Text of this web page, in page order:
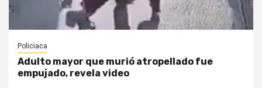
Policiaca
Adulto mayor que murió atropellado fue
empujado, revela video